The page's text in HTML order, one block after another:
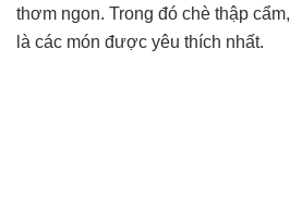
thơm ngon. Trong đó chè thập
là các món được yêu thích nhất.